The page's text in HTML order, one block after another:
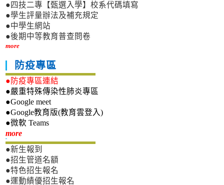
●四技二專【甄選入學】校系代碼填寫
●學生評量辦法及補充規定
●中學生網站
●後期中等教育普查問卷
more
防疫專區
●防疫專區連結
●嚴重特殊傳染性肺炎專區
●Google meet
●Google教育版(教育雲登入)
●微軟 Teams
more新生專區
●新生報到
●招生管道名額
●特色招生報名
●運動績優招生報名